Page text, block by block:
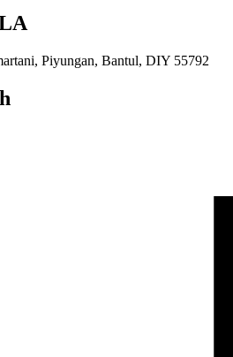
Piyungan, Bantul, DIY 55792